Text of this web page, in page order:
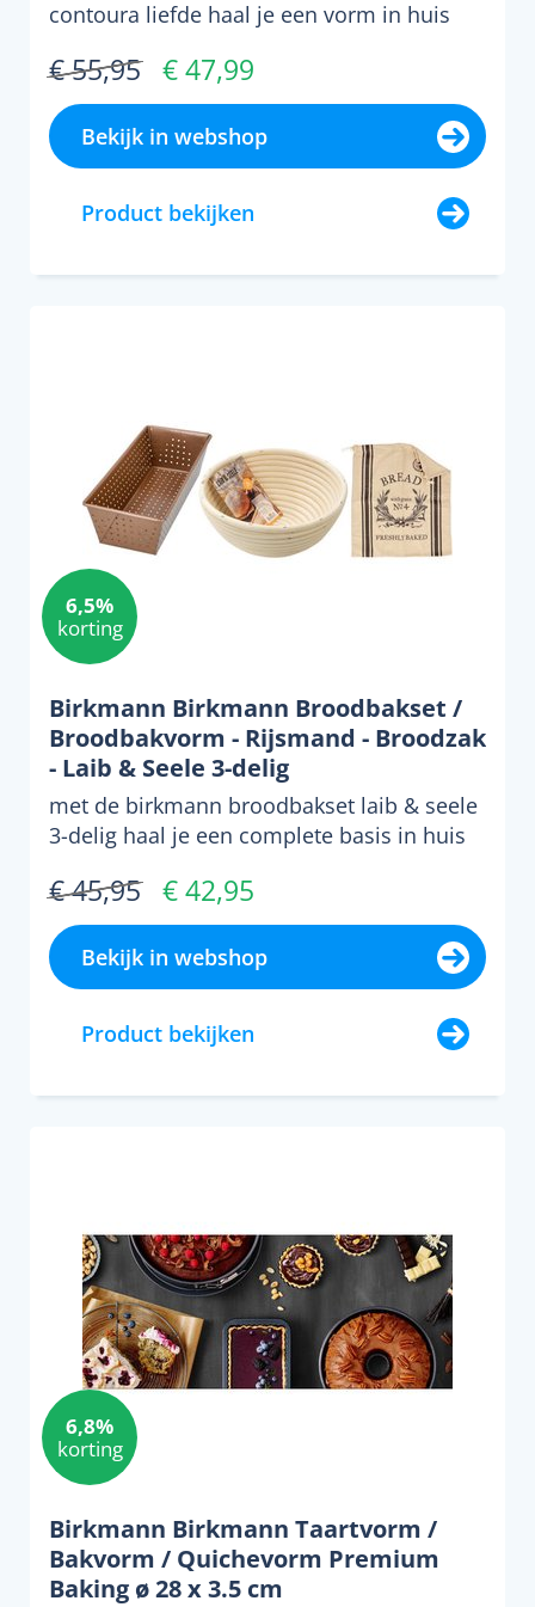
contoura liefde haal je een vorm in huis
€ 55,95 € 47,99
Bekijk in webshop
Product bekijken
6,5%
korting
Birkmann Birkmann Broodbakset /
Broodbakvorm - Rijsmand - Broodzak
- Laib & Seele 3-delig
met de birkmann broodbakset laib & seele
3-delig haal je een complete basis in huis
€ 45,95 € 42,95
Bekijk in webshop
Product bekijken
6,8%
korting
Birkmann Birkmann Taartvorm /
Bakvorm / Quichevorm Premium
Baking ø 28 x 3.5 cm